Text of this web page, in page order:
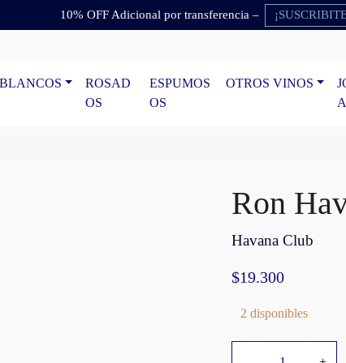
10% OFF Adicional por transferencia –
BLANCOS
ROSAD
OS
ESPUMOS
OS
OTROS VINOS
Ron
Havana Club
$19.300
2 disponibles